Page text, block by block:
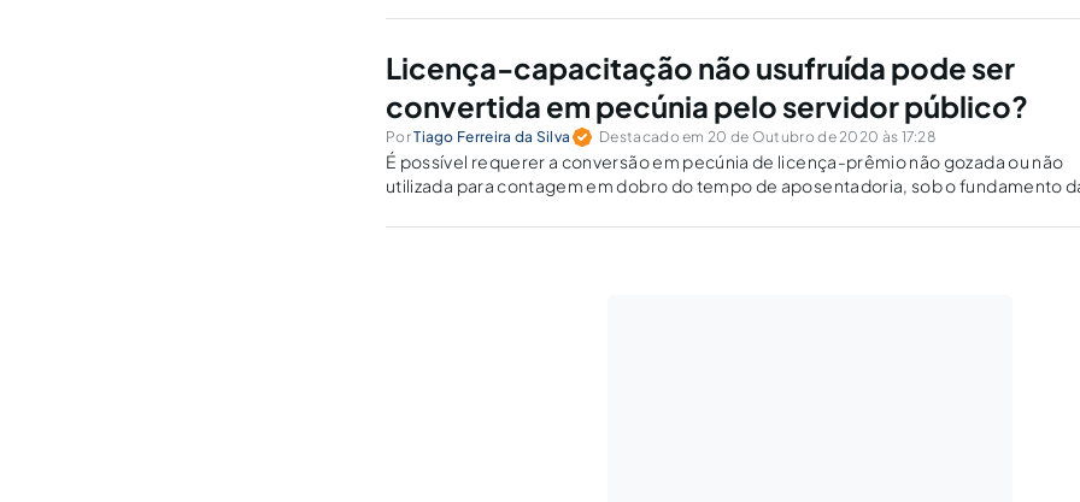
Licença-capacitação não usufruída pode ser
convertida em pecúnia pelo servidor público?
PorTiago Ferreira da Silva Destacado em 20 de Outubro de 2020 às 17:28
É possível requerer a conversão em pecúnia de licença-prêmio não gozada ou não
utilizada para contagem em dobro do tempo de aposentadoria, sob o fundamento